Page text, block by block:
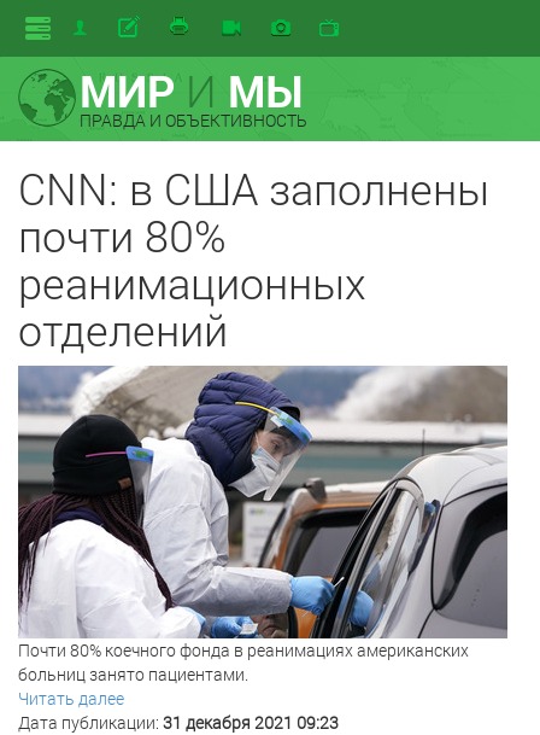
МИРИ МЫ
ПРАВДА И ОБЪЕКТИВНОСТЬ
CNN: в США заполнены
почти 80%
реанимационных
отделений
Почти 80% коечного фонда в реанимациях американских
больниц занято пациентами.
Читать далее
Дата публикации: 31 декабря 2021 09:23